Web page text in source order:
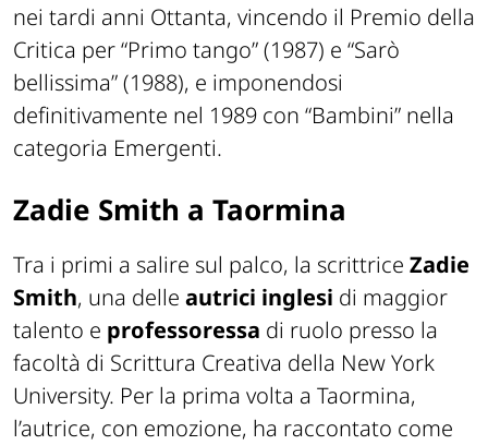
nei tardi anni Ottanta, vincendo il Premio della
Critica per “Primo tango” (1987) e “Sarò
bellissima” (1988), e imponendosi
definitivamente nel 1989 con “Bambini” nella
categoria Emergenti.
Zadie Smith a Taormina
Tra i primi a salire sul palco, la scrittrice Zadie
Smith, una delle autrici inglesi di maggior
talento e professoressa di ruolo presso la
facoltà di Scrittura Creativa della New York
University. Per la prima volta a Taormina,
l’autrice, con emozione, ha raccontato come